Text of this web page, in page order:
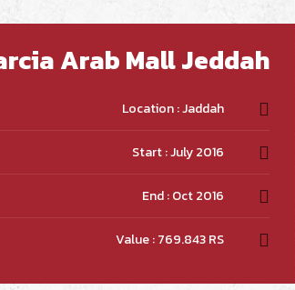
Arab Mall Jeddah
Location : Jaddah
Start : July 2016
End : Oct 2016
Value : 769.843 RS